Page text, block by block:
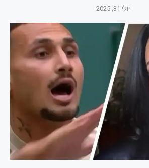
יולי 31, 2025